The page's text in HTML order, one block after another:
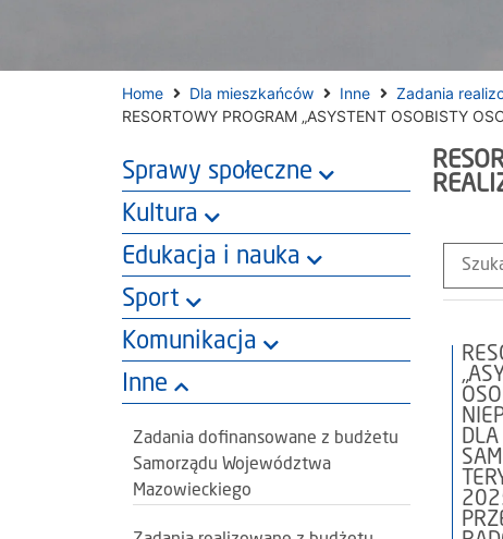
Home Dla mieszkańców Inne
Zadania
RESORTOWY PROGRAM „ASYSTENT OSOBISTY
Sprawy społeczne
Kultura
Edukacja i nauka
Sport
Komunikacja
Inne
Zadania dofinansowane z budżetu
Samorządu Województwa
Mazowieckiego
DLA